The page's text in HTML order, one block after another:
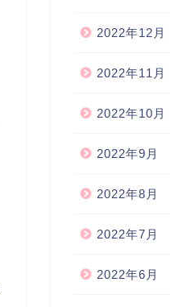
2022年12月
2022年11月
2022年10月
2022年9月
2022年8月
2022年7月
2022年6月